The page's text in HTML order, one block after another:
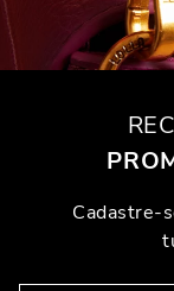
Cadastre-